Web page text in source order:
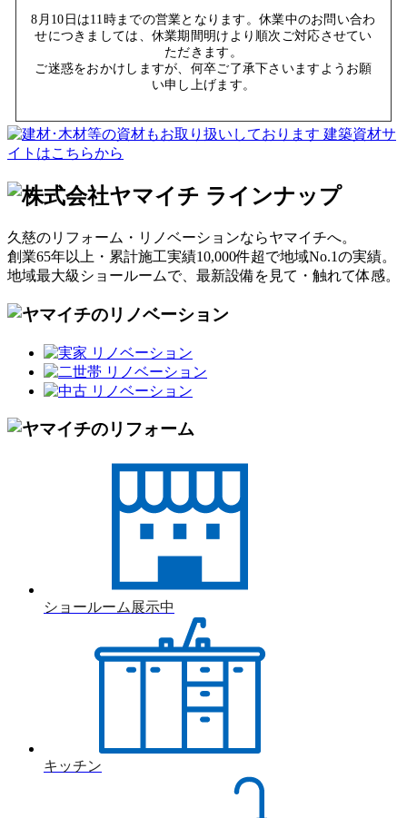
8月10日は11時までの営業となります。休業中のお問い合わ
せにつきましては、休業期間明けより順次ご対応させてい
ただきます。
ご迷惑をおかけしますが、何卒ご了承下さいますようお願
い申し上げます。
久慈のリフォーム・リノベーションならヤマイチへ。
創業65年以上・累計施工実績10,000件超で地域No.1の実績。
地域最大級ショールームで、最新設備を見て・触れて体感。
ショールーム展示中
キッチン